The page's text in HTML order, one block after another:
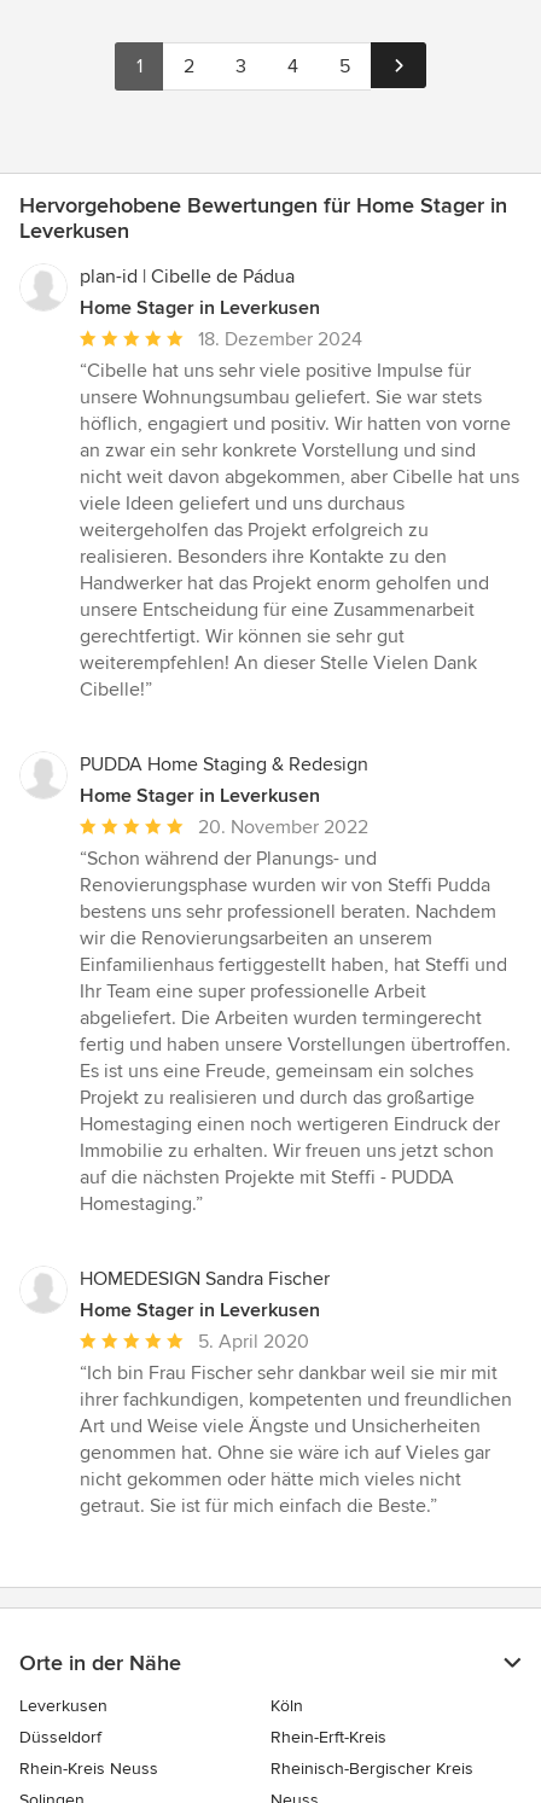
1 2 3 4 5
Hervorgehobene Bewertungen für Home Stager in
Leverkusen
plan-id | Cibelle de Pádua
Home Stager in Leverkusen
Durchschnittliche
Bewertung:
5
von
5
Sternen
18. Dezember 2024
“Cibelle hat uns sehr viele positive Impulse für
unsere Wohnungsumbau geliefert. Sie war stets
höflich, engagiert und positiv. Wir hatten von vorne
an zwar ein sehr konkrete Vorstellung und sind
nicht weit davon abgekommen, aber Cibelle hat uns
viele Ideen geliefert und uns durchaus
weitergeholfen das Projekt erfolgreich zu
realisieren. Besonders ihre Kontakte zu den
Handwerker hat das Projekt enorm geholfen und
unsere Entscheidung für eine Zusammenarbeit
gerechtfertigt. Wir können sie sehr gut
weiterempfehlen! An dieser Stelle Vielen Dank
Cibelle!”
PUDDA Home Staging & Redesign
Home Stager in Leverkusen
Durchschnittliche
Bewertung:
5
von
5
Sternen
20. November 2022
“Schon während der Planungs- und
Renovierungsphase wurden wir von Steffi Pudda
bestens uns sehr professionell beraten. Nachdem
wir die Renovierungsarbeiten an unserem
Einfamilienhaus fertiggestellt haben, hat Steffi und
Ihr Team eine super professionelle Arbeit
abgeliefert. Die Arbeiten wurden termingerecht
fertig und haben unsere Vorstellungen übertroffen.
Es ist uns eine Freude, gemeinsam ein solches
Projekt zu realisieren und durch das großartige
Homestaging einen noch wertigeren Eindruck der
Immobilie zu erhalten. Wir freuen uns jetzt schon
auf die nächsten Projekte mit Steffi - PUDDA
Homestaging.”
HOMEDESIGN Sandra Fischer
Home Stager in Leverkusen
Durchschnittliche
Bewertung:
5
von
5
Sternen
5. April 2020
“Ich bin Frau Fischer sehr dankbar weil sie mir mit
ihrer fachkundigen, kompetenten und freundlichen
Art und Weise viele Ängste und Unsicherheiten
genommen hat. Ohne sie wäre ich auf Vieles gar
nicht gekommen oder hätte mich vieles nicht
getraut. Sie ist für mich einfach die Beste.”
Orte in der Nähe
Leverkusen
Köln
Düsseldorf
Rhein-Erft-Kreis
Rhein-Kreis Neuss
Rheinisch-Bergischer Kreis